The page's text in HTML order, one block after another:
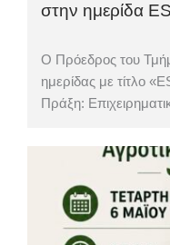
στην ημερίδα
Ο Πρόεδρος του
ημερίδας με τίτλο
Πράξη: